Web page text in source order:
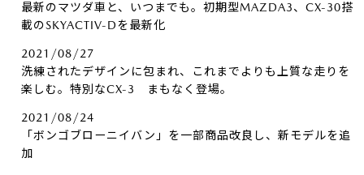
最新のマツダ車と、いつまでも。初期型MAZDA3、CX-30搭
載のSKYACTIV-Dを最新化
2021/08/27
洗練されたデザインに包まれ、これまでよりも上質な走りを
楽しむ。特別なCX-3 まもなく登場。
2021/08/24
「ボンゴブローニイバン」を一部商品改良し、新モデルを追
加